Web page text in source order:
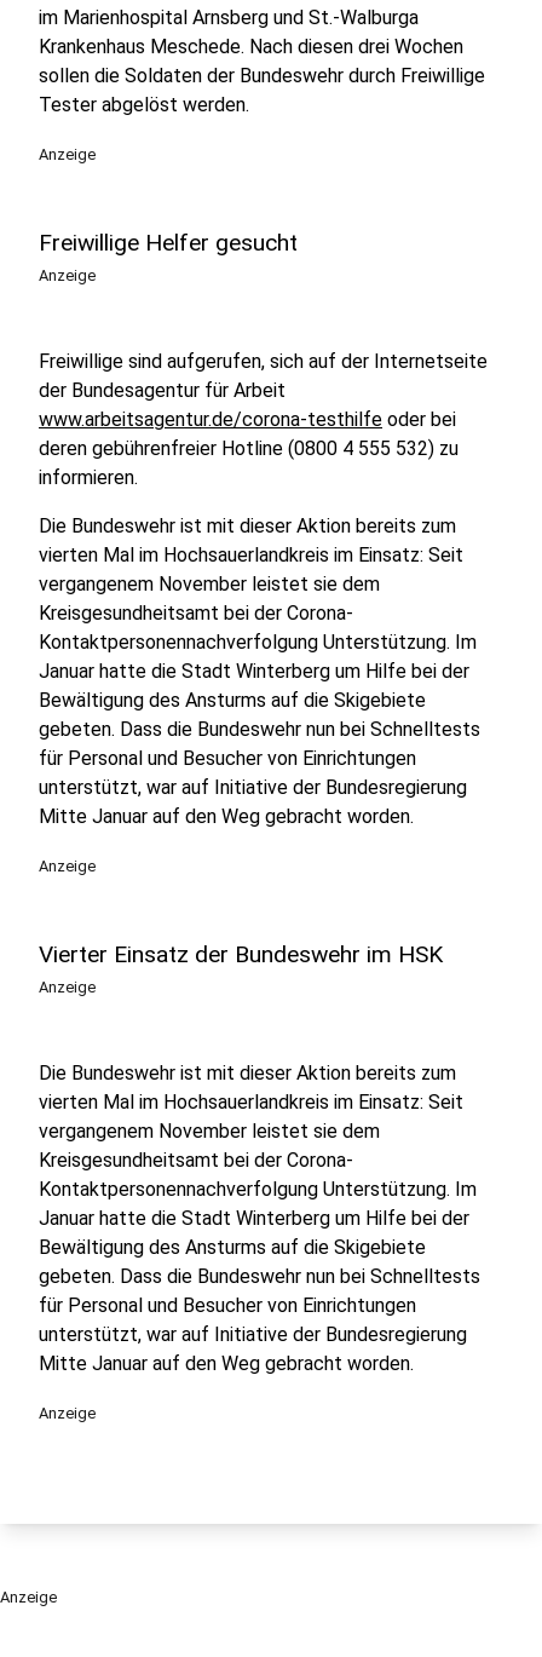
im Marienhospital Arnsberg und St.-Walburga
Krankenhaus Meschede. Nach diesen drei Wochen
sollen die Soldaten der Bundeswehr durch Freiwillige
Tester abgelöst werden.
Anzeige
Freiwillige Helfer gesucht
Anzeige
Freiwillige sind aufgerufen, sich auf der Internetseite
der Bundesagentur für Arbeit
www.arbeitsagentur.de/corona-testhilfe oder bei
deren gebührenfreier Hotline (0800 4 555 532) zu
informieren.
Die Bundeswehr ist mit dieser Aktion bereits zum
vierten Mal im Hochsauerlandkreis im Einsatz: Seit
vergangenem November leistet sie dem
Kreisgesundheitsamt bei der Corona-
Kontaktpersonennachverfolgung Unterstützung. Im
Januar hatte die Stadt Winterberg um Hilfe bei der
Bewältigung des Ansturms auf die Skigebiete
gebeten. Dass die Bundeswehr nun bei Schnelltests
für Personal und Besucher von Einrichtungen
unterstützt, war auf Initiative der Bundesregierung
Mitte Januar auf den Weg gebracht worden.
Anzeige
Vierter Einsatz der Bundeswehr im HSK
Anzeige
Die Bundeswehr ist mit dieser Aktion bereits zum
vierten Mal im Hochsauerlandkreis im Einsatz: Seit
vergangenem November leistet sie dem
Kreisgesundheitsamt bei der Corona-
Kontaktpersonennachverfolgung Unterstützung. Im
Januar hatte die Stadt Winterberg um Hilfe bei der
Bewältigung des Ansturms auf die Skigebiete
gebeten. Dass die Bundeswehr nun bei Schnelltests
für Personal und Besucher von Einrichtungen
unterstützt, war auf Initiative der Bundesregierung
Mitte Januar auf den Weg gebracht worden.
Anzeige
Anzeige